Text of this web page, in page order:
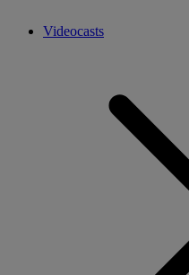
Videocasts